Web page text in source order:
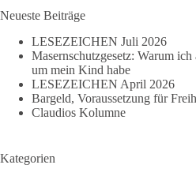
Kinderimpfung
Neueste Beiträge
LESEZEICHEN Juli 2026
Masernschutzgesetz: Warum
um mein Kind habe
LESEZEICHEN April 2026
Bargeld, Voraussetzung für
Claudios Kolumne
Kategorien